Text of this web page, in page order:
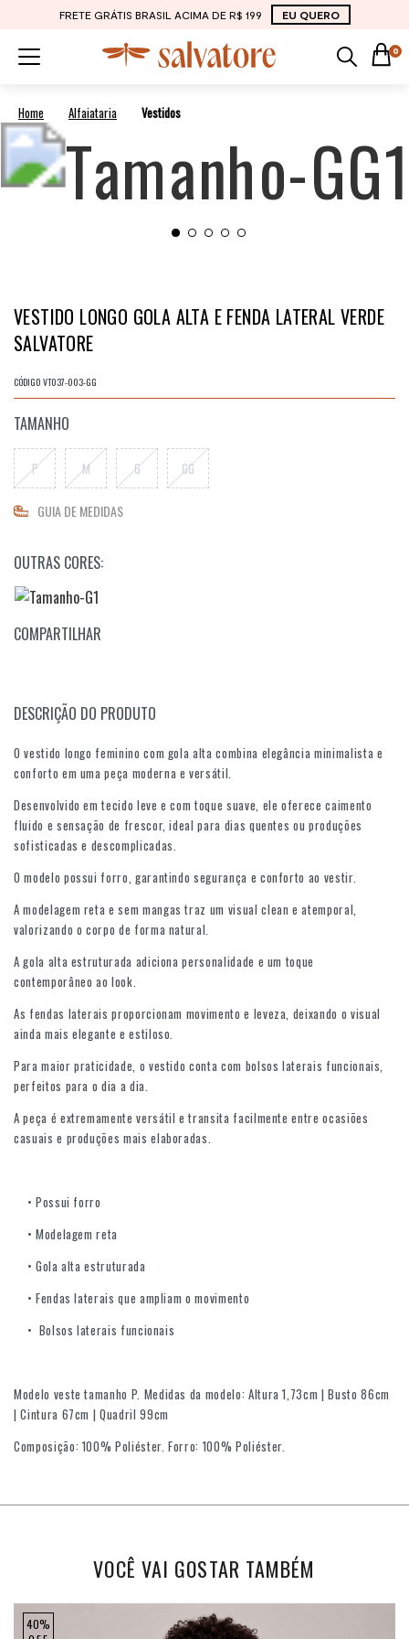
FRETE GRÁTIS BRASIL ACIMA DE R$ 199 EU QUERO
0
Alfaiataria Vestidos
VESTIDO LONGO GOLA ALTA E FENDA LATERAL VERDE
SALVATORE
CÓDIGO VT037-003-GG
TAMANHO
P M G GG
GUIA DE MEDIDAS
OUTRAS CORES:
COMPARTILHAR
DESCRIÇÃO DO PRODUTO
O vestido longo feminino com gola alta combina elegância minimalista e
conforto em uma peça moderna e versátil.
Desenvolvido em tecido leve e com toque suave, ele oferece caimento
fluido e sensação de frescor, ideal para dias quentes ou produções
sofisticadas e descomplicadas.
O modelo possui forro, garantindo segurança e conforto ao vestir.
A modelagem reta e sem mangas traz um visual clean e atemporal,
valorizando o corpo de forma natural.
A gola alta estruturada adiciona personalidade e um toque
contemporâneo ao look.
As fendas laterais proporcionam movimento e leveza, deixando o visual
ainda mais elegante e estiloso.
Para maior praticidade, o vestido conta com bolsos laterais funcionais,
perfeitos para o dia a dia.
A peça é extremamente versátil e transita facilmente entre ocasiões
casuais e produções mais elaboradas.
• Possui forro
• Modelagem reta
• Gola alta estruturada
• Fendas laterais que ampliam o movimento
• Bolsos laterais funcionais
Modelo veste tamanho P. Medidas da modelo: Altura 1,73cm | Busto 86cm
| Cintura 67cm | Quadril 99cm
Composição: 100% Poliéster. Forro: 100% Poliéster.
VOCÊ VAI GOSTAR TAMBÉM
40%